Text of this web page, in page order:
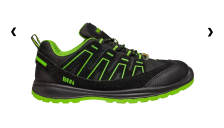
Chaussures de loisirs
Tactique